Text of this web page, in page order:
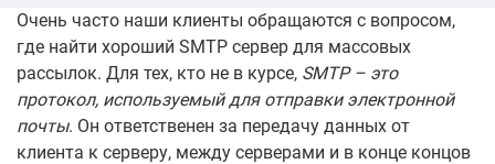
Очень часто наши клиенты обращаются с вопросом,
где найти хороший SMTP сервер для массовых
рассылок. Для тех, кто не в курсе, SMTP – это
протокол, используемый для отправки электронной
почты. Он ответственен за передачу данных от
клиента к серверу, между серверами и в конце концов